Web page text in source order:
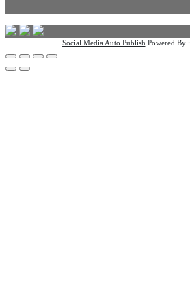
Social Media Auto Publish Powered By :